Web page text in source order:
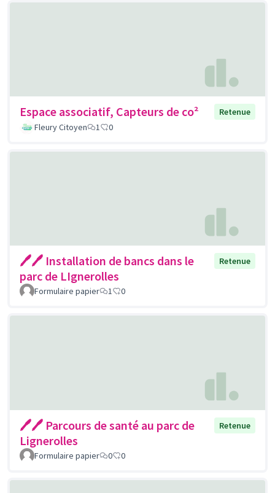
Espace associatif, Capteurs de co²
Retenue
Fleury Citoyen
1 0
🖊🖊 Installation de bancs dans le
parc de LIgnerolles
Retenue
Formulaire papier 1 0
🖊🖊 Parcours de santé au parc de
Lignerolles
Retenue
Formulaire papier 0 0